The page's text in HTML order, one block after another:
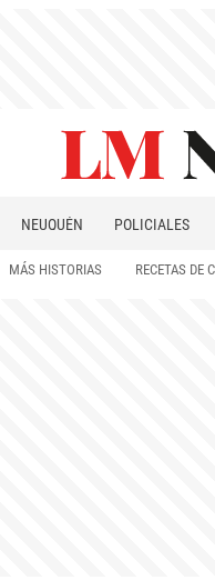
NEUQUÉN POLICIALES
MÁS HISTORIAS RECETAS DE